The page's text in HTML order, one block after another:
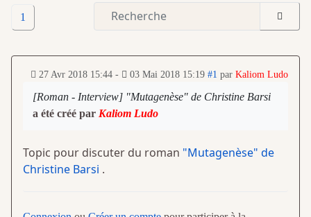
1
27 Avr 2018 15:44 - 03 Mai 2018 15:19 #1 par Kaliom Ludo
[Roman - Interview] "Mutagenèse" de Christine Barsi
a été créé par Kaliom Ludo
Topic pour discuter du roman "Mutagenèse" de
Christine Barsi .